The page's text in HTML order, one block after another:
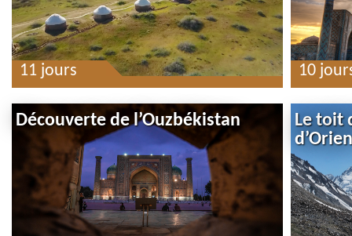
11 jours 10
Découverte de l’Ouzbékistan
Le toit